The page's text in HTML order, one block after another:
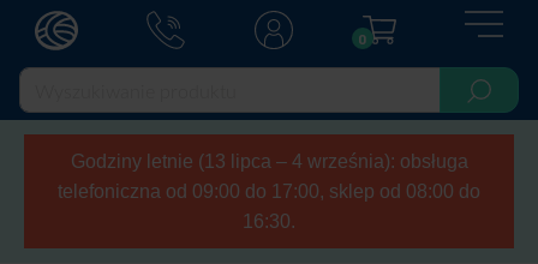
0
Godziny letnie (13 lipca – 4 września): obsługa
telefoniczna od 09:00 do 17:00, sklep od 08:00 do
16:30.